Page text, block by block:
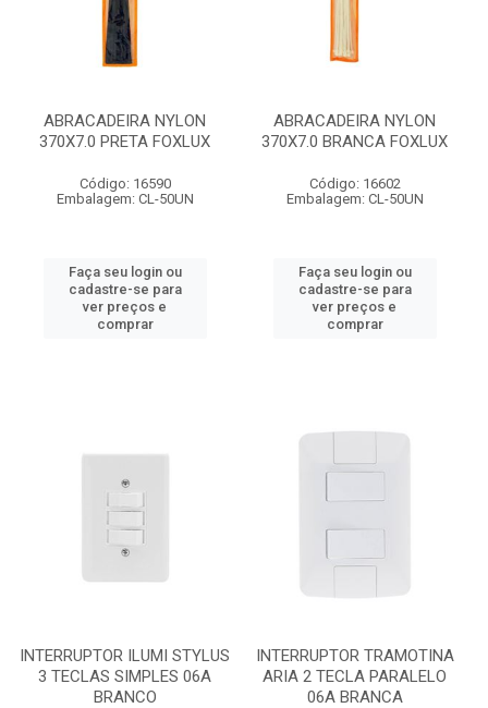
ABRACADEIRA NYLON
370X7.0 PRETA FOXLUX
Código: 16590
Embalagem: CL-50UN
Faça seu login ou
cadastre-se para
ver preços e
comprar
ABRACADEIRA NYLON
370X7.0 BRANCA FOXLUX
Código: 16602
Embalagem: CL-50UN
Faça seu login ou
cadastre-se para
ver preços e
comprar
INTERRUPTOR ILUMI STYLUS
3 TECLAS SIMPLES 06A
BRANCO
INTERRUPTOR TRAMOTINA
ARIA 2 TECLA PARALELO
06A BRANCA